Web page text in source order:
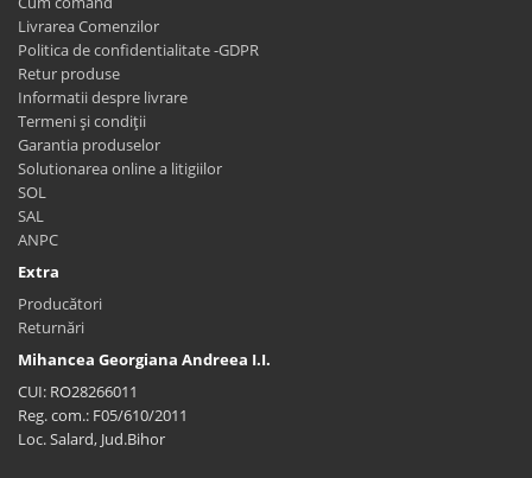
Livrarea Comenzilor
Politica de confidentialitate -GDPR
Retur produse
Informatii despre livrare
Termeni și condiții
Garantia produselor
Solutionarea online a litigiilor
SOL
SAL
ANPC
Extra
Producători
Returnări
Mihancea Georgiana Andreea I.I.
CUI: RO28266011
Reg. com.: F05/610/2011
Loc. Salard, Jud.Bihor